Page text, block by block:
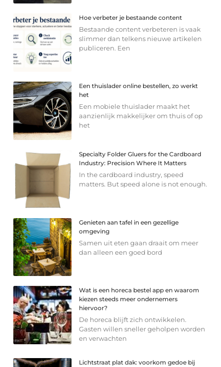
Hoe verbeter je bestaande content
Bestaande content verbeteren is vaak
slimmer dan telkens nieuwe artikelen
publiceren. Een
Een thuislader online bestellen, zo werkt
het
Een mobiele thuislader maakt het
aanzienlijk makkelijker om thuis of op
het
Specialty Folder Gluers for the Cardboard
Industry: Precision Where It Matters
In the cardboard industry, speed
matters. But speed alone is not enough.
Genieten aan tafel in een gezellige
omgeving
Samen uit eten gaan draait om meer
dan alleen een goed bord
Wat is een horeca bestel app en waarom
kiezen steeds meer ondernemers
hiervoor?
De horeca blijft zich ontwikkelen.
Gasten willen sneller geholpen worden
en verwachten
Lichtstraat plat dak: voorkom gedoe bij